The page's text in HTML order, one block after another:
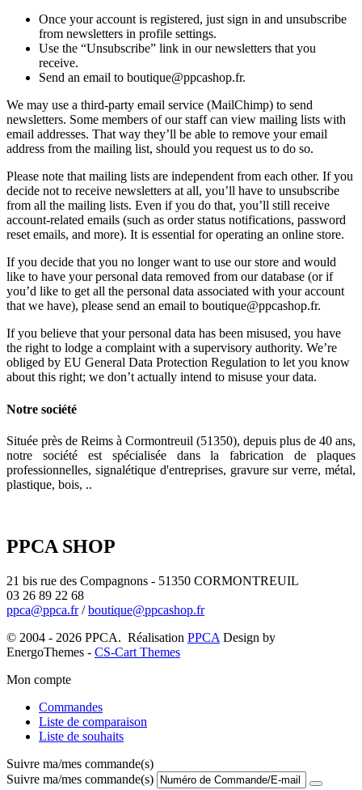
Once your account is registered, just sign in and unsubscribe
from newsletters in profile settings.
Use the “Unsubscribe” link in our newsletters that you
receive.
Send an email to boutique@ppcashop.fr.
We may use a third-party email service (MailChimp) to send
newsletters. Some members of our staff can view mailing lists with
email addresses. That way they’ll be able to remove your email
address from the mailing list, should you request us to do so.
Please note that mailing lists are independent from each other. If you
decide not to receive newsletters at all, you’ll have to unsubscribe
from all the mailing lists. Even if you do that, you’ll still receive
account-related emails (such as order status notifications, password
reset emails, and more). It is essential for operating an online store.
If you decide that you no longer want to use our store and would
like to have your personal data removed from our database (or if
you’d like to get all the personal data associated with your account
that we have), please send an email to boutique@ppcashop.fr.
If you believe that your personal data has been misused, you have
the right to lodge a complaint with a supervisory authority. We’re
obliged by EU General Data Protection Regulation to let you know
about this right; we don’t actually intend to misuse your data.
Notre société
Située près de Reims à Cormontreuil (51350), depuis plus de 40 ans,
notre société est spécialisée dans la fabrication de plaques
professionnelles, signalétique d'entreprises, gravure sur verre, métal,
plastique, bois, ..
PPCA SHOP
21 bis rue des Compagnons - 51350 CORMONTREUIL
03 26 89 22 68
ppca@ppca.fr/boutique@ppcashop.fr
© 2004 - 2026 PPCA. Réalisation PPCA Design by
EnergoThemes - CS-Cart Themes
Mon compte
Commandes
Liste de comparaison
Liste de souhaits
Suivre ma/mes commande(s)
Suivre ma/mes commande(s)